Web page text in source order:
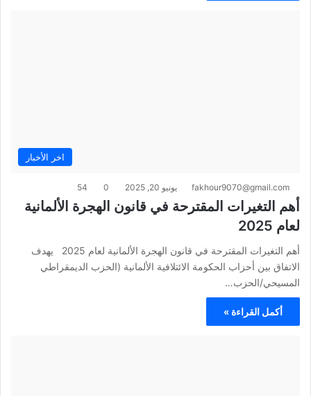
اخر الأخبار
fakhour9070@gmail.com يونيو 20, 2025 0
54
أهم التغيرات المقترحة في قانون الهجرة الألمانية
لعام 2025
أهم التغيرات المقترحة في قانون الهجرة الألمانية لعام 2025 يهدف
الاتفاق بين أحزاب الحكومة الائتلافية الألمانية (الحزب الديمقراطي
المسيحي/الحزب…
أكمل القراءة »